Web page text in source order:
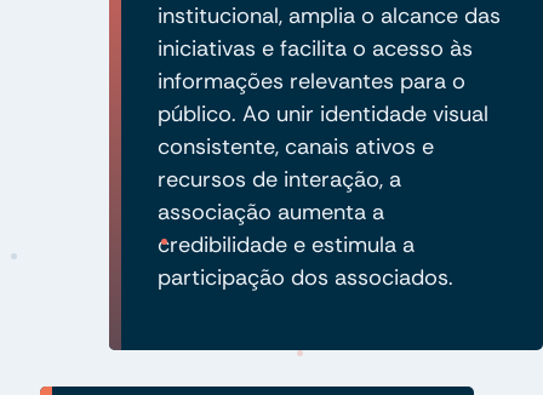
institucional, amplia o alcance das
iniciativas e facilita o acesso às
informações relevantes para o
público. Ao unir identidade visual
consistente, canais ativos e
recursos de interação, a
associação aumenta a
credibilidade e estimula a
participação dos associados.